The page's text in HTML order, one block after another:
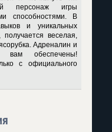
персонаж игры
способностями. В
и уникальных
веселая,
Адреналин и
вам обеспечены!
с официального